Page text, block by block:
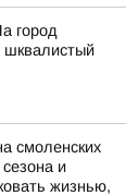
город
шквалистый
смоленских
и
жизнью,